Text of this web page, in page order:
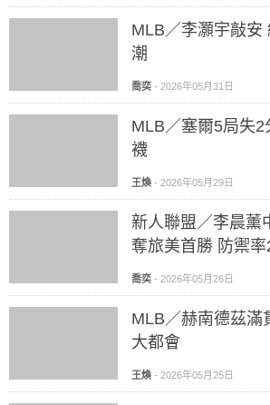
MLB／李灝宇敲安
潮
喬奕 - 2026年05月31日
MLB／塞爾5局失
襪
王煥 - 2026年05月29日
新人聯盟／李晨薰
奪旅美首勝 防禦率
喬奕 - 2026年05月26日
MLB／赫南德茲滿
大都會
王煥 - 2026年05月25日